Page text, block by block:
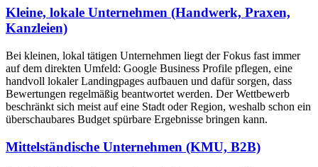
Kleine, lokale Unternehmen (Handwerk, Praxen,
Kanzleien)
Bei kleinen, lokal tätigen Unternehmen liegt der Fokus fast immer
auf dem direkten Umfeld: Google Business Profile pflegen, eine
handvoll lokaler Landingpages aufbauen und dafür sorgen, dass
Bewertungen regelmäßig beantwortet werden. Der Wettbewerb
beschränkt sich meist auf eine Stadt oder Region, weshalb schon ein
überschaubares Budget spürbare Ergebnisse bringen kann.
Mittelständische Unternehmen (KMU, B2B)